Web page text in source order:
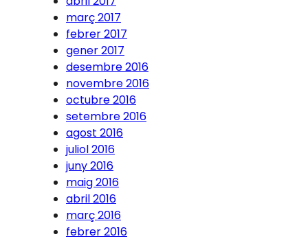
març 2017
febrer 2017
gener 2017
desembre 2016
novembre 2016
octubre 2016
setembre 2016
agost 2016
juliol 2016
juny 2016
maig 2016
abril 2016
març 2016
febrer 2016